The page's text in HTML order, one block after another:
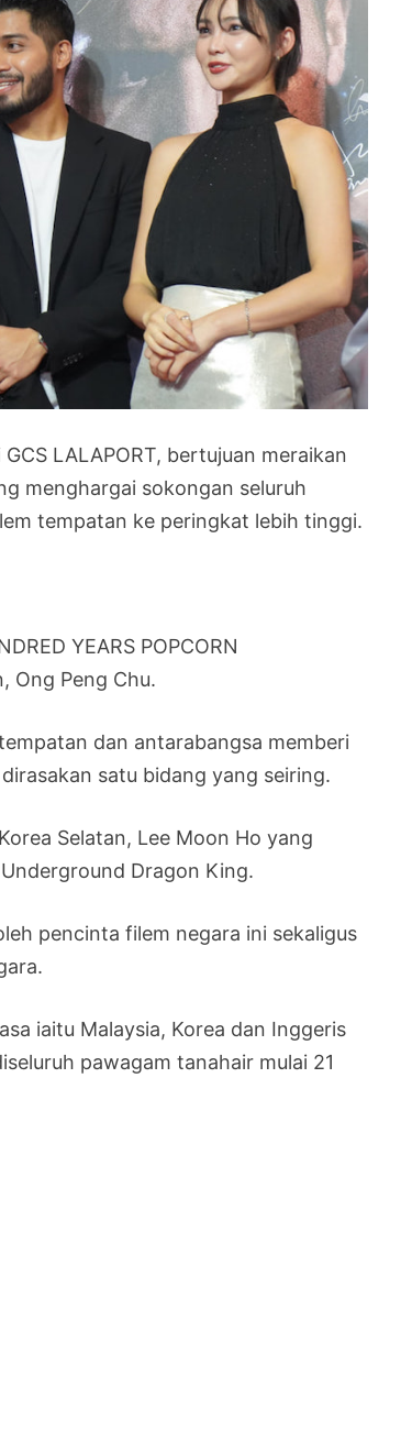
LALAPORT, bertujuan meraikan
menghargai sokongan seluruh
tempatan ke peringkat lebih tinggi.
YEARS POPCORN
Ong Peng Chu.
dan antarabangsa memberi
satu bidang yang seiring.
Selatan, Lee Moon Ho yang
Dragon King.
pencinta filem negara ini sekaligus
iaitu Malaysia, Korea dan Inggeris
pawagam tanahair mulai 21